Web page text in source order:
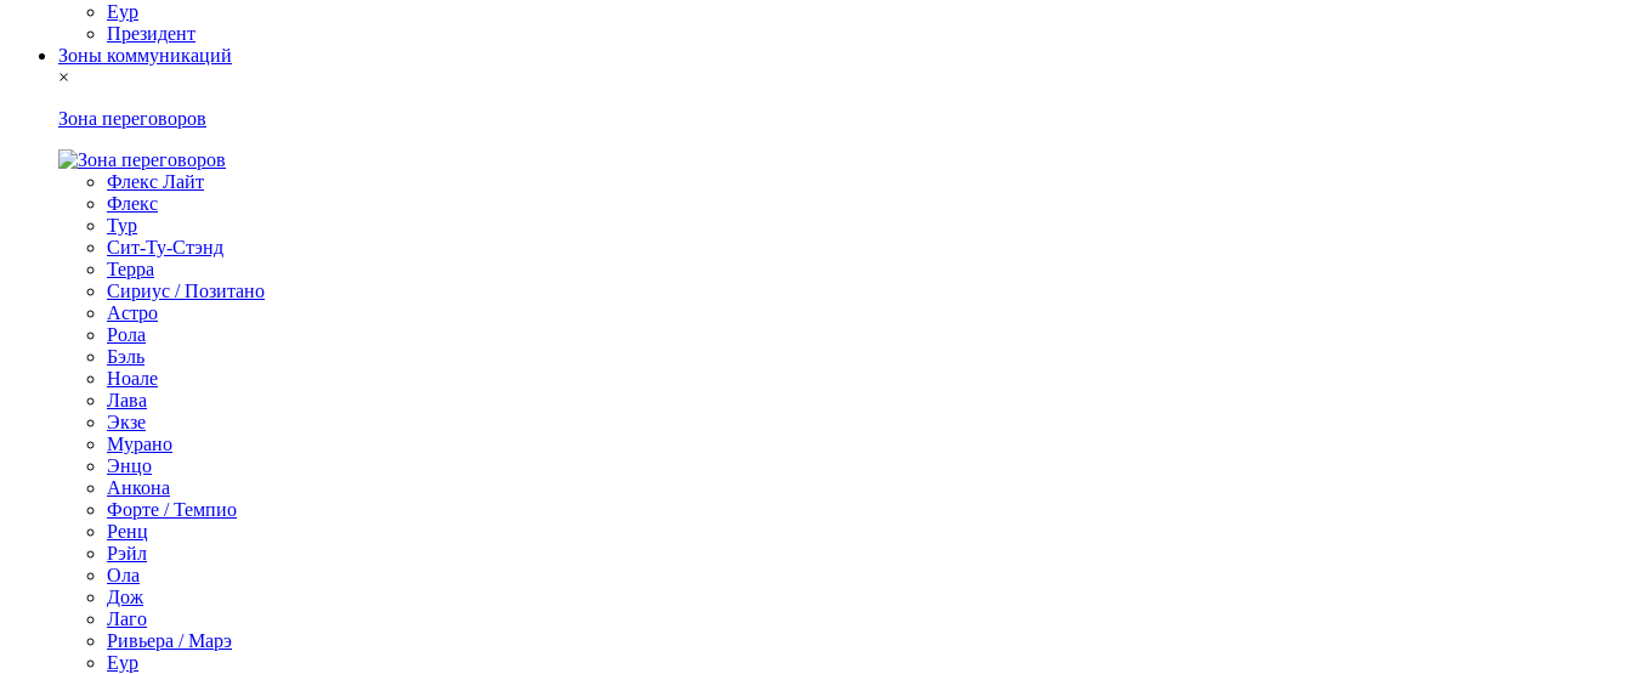
Еур
Президент
Зоны коммуникаций
×
Зона переговоров
Флекс Лайт
Флекс
Тур
Сит-Ту-Стэнд
Терра
Сириус / Позитано
Астро
Рола
Бэль
Ноале
Лава
Экзе
Мурано
Энцо
Анкона
Форте / Темпио
Ренц
Рэйл
Ола
Дож
Лаго
Ривьера / Марэ
Еур